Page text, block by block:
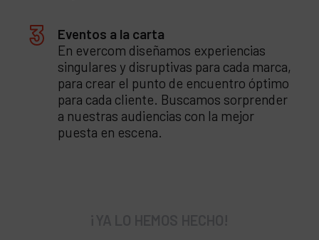
Eventos a la carta
En evercom diseñamos experiencias
singulares y disruptivas para cada marca,
para crear el punto de encuentro óptimo
para cada cliente. Buscamos sorprender
a nuestras audiencias con la mejor
puesta en escena.